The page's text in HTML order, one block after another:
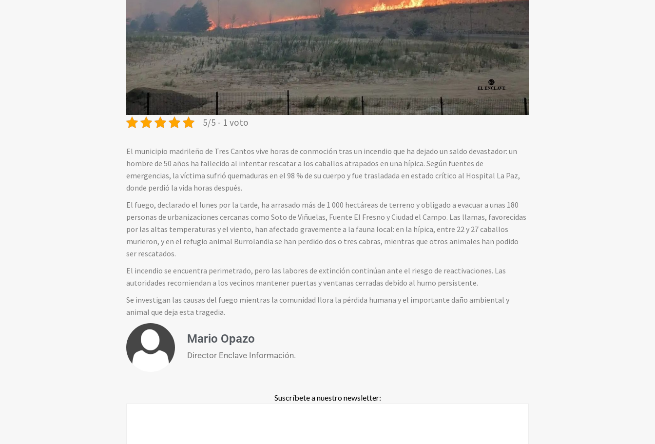
5/5 - 1 voto
El municipio madrileño de Tres Cantos vive horas de conmoción tras un incendio que ha dejado un saldo devastador: un
hombre de 50 años ha fallecido al intentar rescatar a los caballos atrapados en una hípica. Según fuentes de
emergencias, la víctima sufrió quemaduras en el 98 % de su cuerpo y fue trasladada en estado crítico al Hospital La Paz,
donde perdió la vida horas después.
El fuego, declarado el lunes por la tarde, ha arrasado más de 1 000 hectáreas de terreno y obligado a evacuar a unas 180
personas de urbanizaciones cercanas como Soto de Viñuelas, Fuente El Fresno y Ciudad el Campo. Las llamas, favorecidas
por las altas temperaturas y el viento, han afectado gravemente a la fauna local: en la hípica, entre 22 y 27 caballos
murieron, y en el refugio animal Burrolandia se han perdido dos o tres cabras, mientras que otros animales han podido
ser rescatados.
El incendio se encuentra perimetrado, pero las labores de extinción continúan ante el riesgo de reactivaciones. Las
autoridades recomiendan a los vecinos mantener puertas y ventanas cerradas debido al humo persistente.
Se investigan las causas del fuego mientras la comunidad llora la pérdida humana y el importante daño ambiental y
animal que deja esta tragedia.
Mario Opazo
Director Enclave Información.
Suscríbete a nuestro newsletter: